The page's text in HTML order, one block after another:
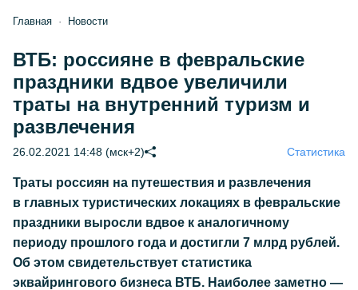
Главная Новости
ВТБ: россияне в февральские
праздники вдвое увеличили
траты на внутренний туризм и
развлечения
26.02.2021 14:48 (мск+2) Статистика
Траты россиян на путешествия и развлечения
в главных туристических локациях в февральские
праздники выросли вдвое к аналогичному
периоду прошлого года и достигли 7 млрд рублей.
Об этом свидетельствует статистика
эквайрингового бизнеса ВТБ. Наиболее заметно —